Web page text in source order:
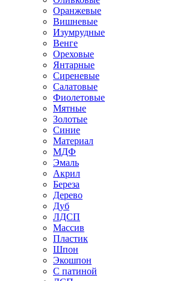
Оранжевые
Вишневые
Изумрудные
Венге
Ореховые
Янтарные
Сиреневые
Салатовые
Фиолетовые
Мятные
Золотые
Синие
Материал
МДФ
Эмаль
Акрил
Береза
Дерево
Дуб
ЛДСП
Массив
Пластик
Шпон
Экошпон
С патиной